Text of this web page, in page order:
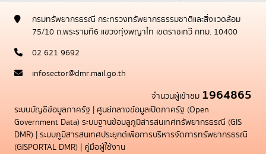
กรมทรัพยากรธรณี กระทรวงทรัพยากรธรรมชาติและสิ่งแวดล้อม
75/10 ถ.พระรามที่6 แขวงทุ่งพญาไท เขตราชเทวี กทม. 10400
02 621 9692
infosector@dmr.mail.go.th
จำนวนผู้เข้าชม 1964865
ระบบบัญชีข้อมูลภาครัฐ | ศูนย์กลางข้อมูลเปิดภาครัฐ (Open
Government Data) ระบบฐานข้อมลูภูมิสารสนเทศทรัพยากรธรณี (GIS
DMR) | ระบบภูมิสารสนเทศประยุกต์เพื่อการบริหารจัดการทรัพยากรธรณี
(GISPORTAL DMR) | คู่มือผู้ใช้งาน